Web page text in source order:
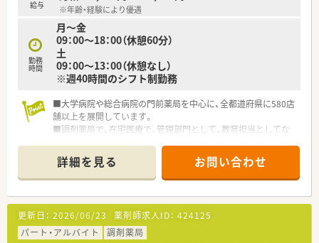
給与 ※年齢・経験により優遇
勤務
時間
月～金
09：00～18：00（休憩60分）
土
09：00～13：00（休憩なし）
※週40時間のシフト制勤務
■大学病院や総合病院の門前薬局を中心に、全都道府県に580店
舗以上を展開しています。
■調剤薬局で、在宅医療で、管理部門として、教育担当としてな
■全国勤務コースから、エリア限定コースまで、生活スタイルに
合わせて働き方を選択できるのも魅力です。
■育児支援制度や介護休暇をはじめ、大手ならでは、福利厚生が
充実しています。女性・男性問わず、安心してご就業頂けます。
詳細を見る お問い合わせ
更新日： 2026/06/23 薬剤師求人ID： 424125
パート・アルバイト
調剤薬局